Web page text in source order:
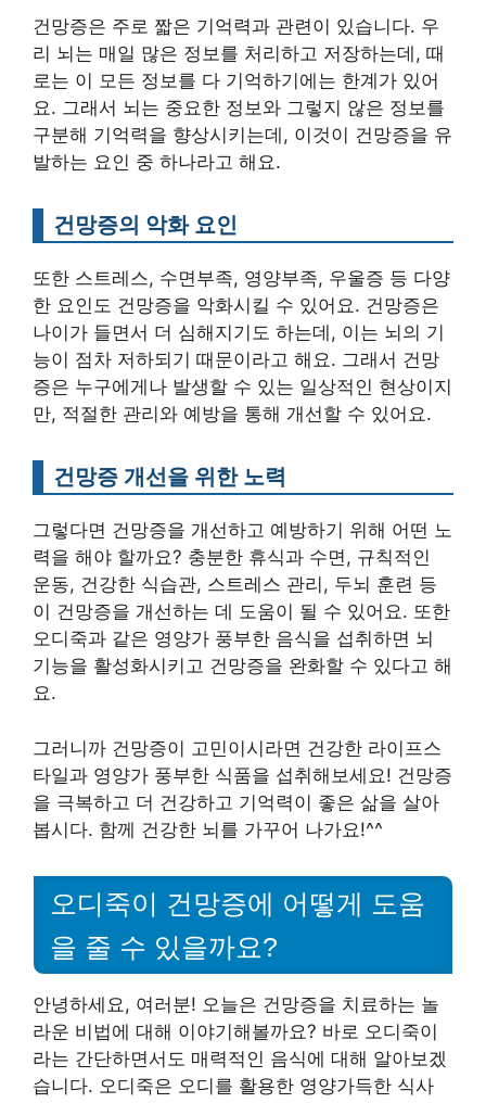
건망증은 주로 짧은 기억력과 관련이 있습니다. 우
리 뇌는 매일 많은 정보를 처리하고 저장하는데, 때
로는 이 모든 정보를 다 기억하기에는 한계가 있어
요. 그래서 뇌는 중요한 정보와 그렇지 않은 정보를
구분해 기억력을 향상시키는데, 이것이 건망증을 유
발하는 요인 중 하나라고 해요.
건망증의 악화 요인
또한 스트레스, 수면부족, 영양부족, 우울증 등 다양
한 요인도 건망증을 악화시킬 수 있어요. 건망증은
나이가 들면서 더 심해지기도 하는데, 이는 뇌의 기
능이 점차 저하되기 때문이라고 해요. 그래서 건망
증은 누구에게나 발생할 수 있는 일상적인 현상이지
만, 적절한 관리와 예방을 통해 개선할 수 있어요.
건망증 개선을 위한 노력
그렇다면 건망증을 개선하고 예방하기 위해 어떤 노
력을 해야 할까요? 충분한 휴식과 수면, 규칙적인
운동, 건강한 식습관, 스트레스 관리, 두뇌 훈련 등
이 건망증을 개선하는 데 도움이 될 수 있어요. 또한
오디죽과 같은 영양가 풍부한 음식을 섭취하면 뇌
기능을 활성화시키고 건망증을 완화할 수 있다고 해
요.
그러니까 건망증이 고민이시라면 건강한 라이프스
타일과 영양가 풍부한 식품을 섭취해보세요! 건망증
을 극복하고 더 건강하고 기억력이 좋은 삶을 살아
봅시다. 함께 건강한 뇌를 가꾸어 나가요!^^
오디죽이 건망증에 어떻게 도움
을 줄 수 있을까요?
안녕하세요, 여러분! 오늘은 건망증을 치료하는 놀
라운 비법에 대해 이야기해볼까요? 바로 오디죽이
라는 간단하면서도 매력적인 음식에 대해 알아보겠
습니다. 오디죽은 오디를 활용한 영양가득한 식사